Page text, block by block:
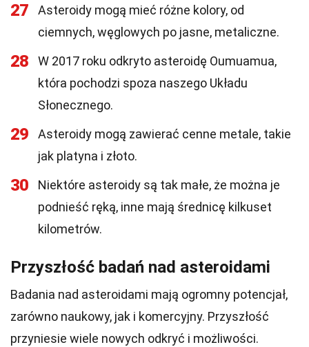
27
Asteroidy mogą mieć różne kolory, od
ciemnych, węglowych po jasne, metaliczne.
28
W 2017 roku odkryto asteroidę Oumuamua,
która pochodzi spoza naszego Układu
Słonecznego.
29
Asteroidy mogą zawierać cenne metale, takie
jak platyna i złoto.
30
Niektóre asteroidy są tak małe, że można je
podnieść ręką, inne mają średnicę kilkuset
kilometrów.
Przyszłość badań nad asteroidami
Badania nad asteroidami mają ogromny potencjał,
zarówno naukowy, jak i komercyjny. Przyszłość
przyniesie wiele nowych odkryć i możliwości.